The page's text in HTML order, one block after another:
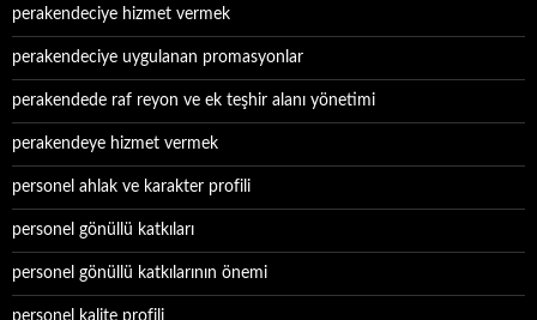
perakendeciye hizmet vermek
perakendeciye uygulanan promasyonlar
perakendede raf reyon ve ek teşhir alanı yönetimi
perakendeye hizmet vermek
personel ahlak ve karakter profili
personel gönüllü katkıları
personel gönüllü katkılarının önemi
personel kalite profili